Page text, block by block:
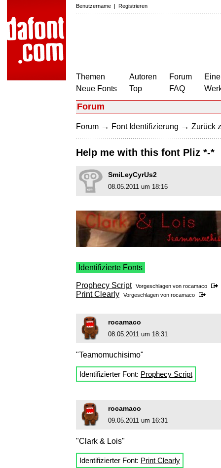
Benutzername | Registrieren
Themen
Neue Fonts
Autoren
Top
Forum
FAQ
Forum
Forum → Font Identifizierung → Zurück
Help me with this font Pliz *-*
SmiLeyCyrUs2
08.05.2011 um 18:16
Identifizierte Fonts
Prophecy Script Vorgeschlagen von rocamaco
Print Clearly Vorgeschlagen von rocamaco
rocamaco
08.05.2011 um 18:31
"Teamomuchisimo"
Identifizierter Font: Prophecy Script
rocamaco
09.05.2011 um 16:31
"Clark & Lois"
Identifizierter Font: Print Clearly